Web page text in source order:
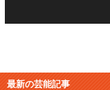
最新の芸能記事